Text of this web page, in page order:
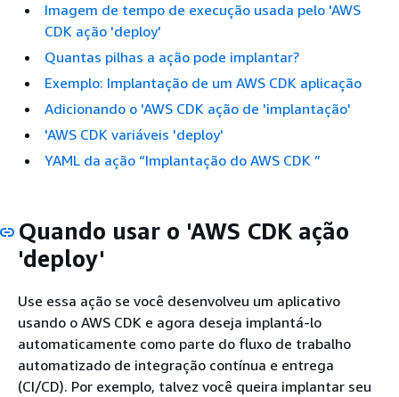
Imagem de tempo de execução usada pelo 'AWS
CDK ação 'deploy'
Quantas pilhas a ação pode implantar?
Exemplo: Implantação de um AWS CDK aplicação
Adicionando o 'AWS CDK ação de 'implantação'
'AWS CDK variáveis 'deploy'
YAML da ação “Implantação do AWS CDK ”
Quando usar o 'AWS CDK ação
'deploy'
Use essa ação se você desenvolveu um aplicativo
usando o AWS CDK e agora deseja implantá-lo
automaticamente como parte do fluxo de trabalho
automatizado de integração contínua e entrega
(CI/CD). Por exemplo, talvez você queira implantar seu